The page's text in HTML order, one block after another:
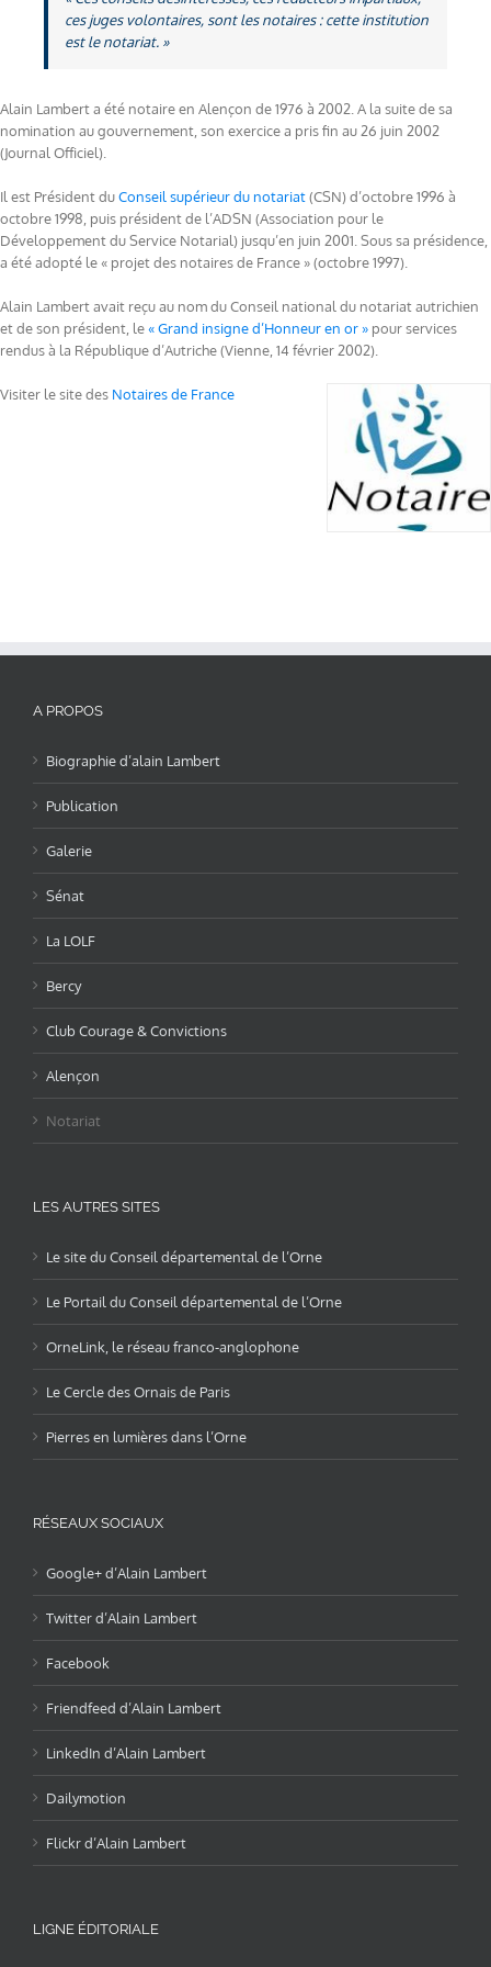
ces juges volontaires, sont les notaires : cette institution
est le notariat. »
Alain Lambert a été notaire en Alençon de 1976 à 2002. A la suite de sa
nomination au gouvernement, son exercice a pris fin au 26 juin 2002
(Journal Officiel).
Il est Président duConseil supérieur du notariat(CSN) d’octobre 1996 à
octobre 1998, puis président de l’ADSN (Association pour le
Développement du Service Notarial) jusqu’en juin 2001. Sous sa présidence,
a été adopté le « projet des notaires de France » (octobre 1997).
Alain Lambert avait reçu au nom du Conseil national du notariat autrichien
et de son président, le« Grand insigne d’Honneur en or » pour services
rendus à la République d’Autriche (Vienne, 14 février 2002).
Visiter le site des Notaires de France
A PROPOS
Biographie d’alain Lambert
Publication
Galerie
Sénat
La LOLF
Bercy
Club Courage & Convictions
Alençon
Notariat
LES AUTRES SITES
Le site du Conseil départemental de l’Orne
Le Portail du Conseil départemental de l’Orne
OrneLink, le réseau franco-anglophone
Le Cercle des Ornais de Paris
Pierres en lumières dans l’Orne
RÉSEAUX SOCIAUX
Google+ d’Alain Lambert
Twitter d’Alain Lambert
Facebook
Friendfeed d’Alain Lambert
LinkedIn d’Alain Lambert
Dailymotion
Flickr d’Alain Lambert
LIGNE ÉDITORIALE